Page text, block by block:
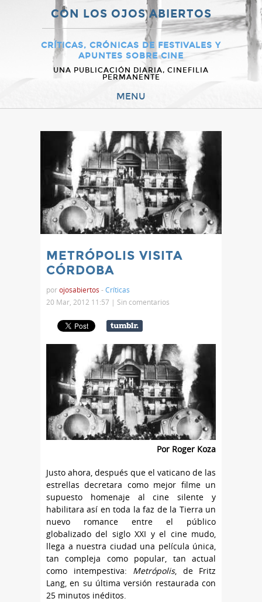
CON LOS OJOS ABIERTOS
CRÍTICAS, CRÓNICAS DE FESTIVALES Y
APUNTES SOBRE CINE
UNA PUBLICACIÓN DIARIA, CINEFILIA
PERMANENTE
MENU
METRÓPOLIS VISITA
CÓRDOBA
porojosabiertos -Críticas
20 Mar, 2012 11:57 | Sin comentarios
Por Roger Koza
Justo ahora, después que el vaticano de las
estrellas decretara como mejor filme un
supuesto homenaje al cine silente y
habilitara así en toda la faz de la Tierra un
nuevo romance entre el público
globalizado del siglo XXI y el cine mudo,
llega a nuestra ciudad una película única,
tan compleja como popular, tan actual
como intempestiva: Metrópolis, de Fritz
Lang, en su última versión restaurada con
25 minutos inéditos.